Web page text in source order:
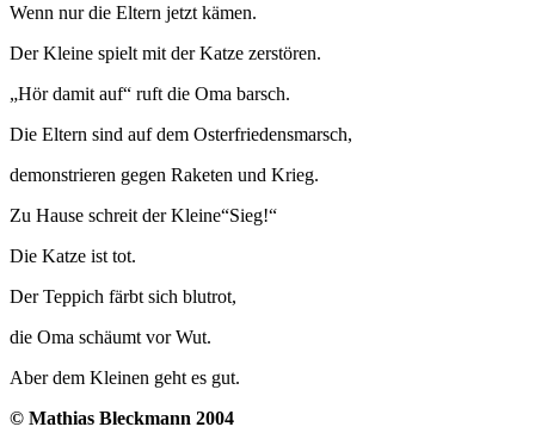
Wenn nur die Eltern jetzt kämen.
Der Kleine spielt mit der Katze zerstören.
„Hör damit auf“ ruft die Oma barsch.
Die Eltern sind auf dem Osterfriedensmarsch,
demonstrieren gegen Raketen und Krieg.
Zu Hause schreit der Kleine“Sieg!“
Die Katze ist tot.
Der Teppich färbt sich blutrot,
die Oma schäumt vor Wut.
Aber dem Kleinen geht es gut.
© Mathias Bleckmann 2004